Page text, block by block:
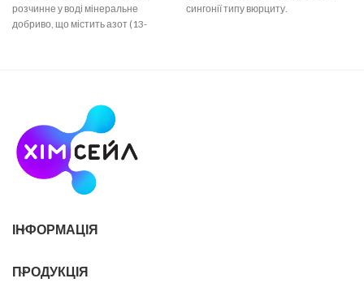
розчинне у воді мінеральне
добриво, що містить азот (13-
сингонії типу вюрциту.
ІНФОРМАЦІЯ
ПРОДУКЦІЯ